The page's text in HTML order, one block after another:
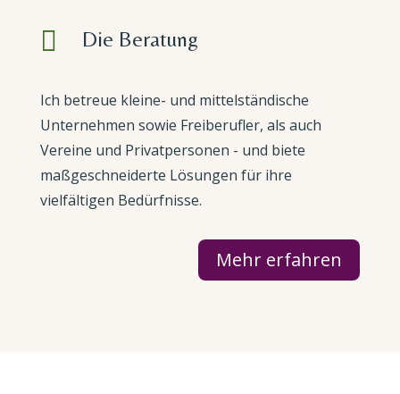
 Die Beratung
Ich betreue kleine- und mittelständische
Unternehmen sowie Freiberufler, als auch
Vereine und Privatpersonen - und biete
maßgeschneiderte Lösungen für ihre
vielfältigen Bedürfnisse.
Mehr erfahren